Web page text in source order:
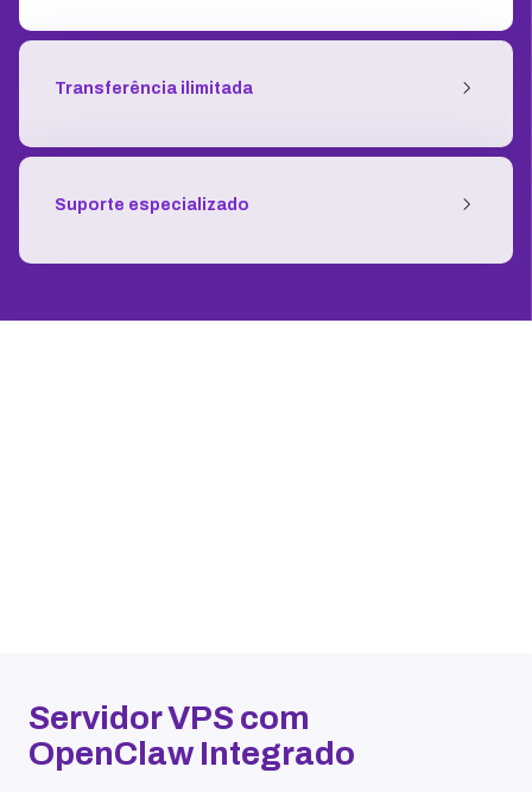
Transferência ilimitada
Suporte especializado
Servidor VPS com
OpenClaw Integrado